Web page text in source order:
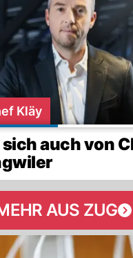
Kläy
auch von
AUS ZUG